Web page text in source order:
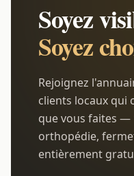
Soyez
Soyez
Rejoignez
clients locaux qui
que vous faites —
orthopédie,
entièrement